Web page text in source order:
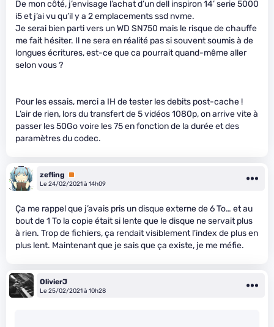
De mon côté, j’envisage l’achat d’un dell inspiron 14’ serie 5000
i5 et j’ai vu qu’il y a 2 emplacements ssd nvme.
Je serai bien parti vers un WD SN750 mais le risque de chauffe
me fait hésiter. Il ne sera en réalité pas si souvent soumis à de
longues écritures, est-ce que ca pourrait quand-même aller
selon vous ?
Pour les essais, merci a IH de tester les debits post-cache !
L’air de rien, lors du transfert de 5 vidéos 1080p, on arrive vite à
passer les 50Go voire les 75 en fonction de la durée et des
paramètres du codec.
zefling
Premium
Le 24/02/2021 à 14h09
Ça me rappel que j’avais pris un disque externe de 6 To… et au
bout de 1 To la copie était si lente que le disque ne servait plus
à rien. Trop de fichiers, ça rendait visiblement l’index de plus en
plus lent. Maintenant que je sais que ça existe, je me méfie.
OlivierJ
Le 25/02/2021 à 10h28